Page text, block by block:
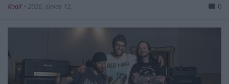
KoaX • 2026. június 12. 0